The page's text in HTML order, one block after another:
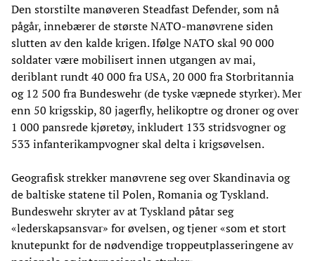
Den storstilte manøveren Steadfast Defender, som nå
pågår, innebærer de største NATO-manøvrene siden
slutten av den kalde krigen. Ifølge NATO skal 90 000
soldater være mobilisert innen utgangen av mai,
deriblant rundt 40 000 fra USA, 20 000 fra Storbritannia
og 12 500 fra Bundeswehr (de tyske væpnede styrker). Mer
enn 50 krigsskip, 80 jagerfly, helikoptre og droner og over
1 000 pansrede kjøretøy, inkludert 133 stridsvogner og
533 infanterikampvogner skal delta i krigsøvelsen.
Geografisk strekker manøvrene seg over Skandinavia og
de baltiske statene til Polen, Romania og Tyskland.
Bundeswehr skryter av at Tyskland påtar seg
«lederskapsansvar» for øvelsen, og tjener «som et stort
knutepunkt for de nødvendige troppeutplasseringene av